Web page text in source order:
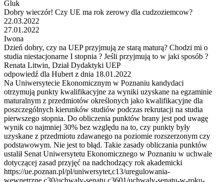
Gluk
Dobry wieczór! Czy UE ma rok zerowy dla cudzoziemcow?
22.03.2022
27.01.2022
Iwona
Dzień dobry, czy na UEP przyjmują ze starą maturą? Chodzi mi o
studia niestacjonarne I stopnia ? Jeśli przyjmują to w jaki sposób ?
Renata Litwin, Dział Dydaktyki UEP
odpowiedź dla Hubert z dnia 18.01.2022
Na Uniwersytecie Ekonomicznym w Poznaniu kandydaci
otrzymują punkty kwalifikacyjne za wyniki uzyskane na egzaminie
maturalnym z przedmiotów określonych jako kwalifikacyjne dla
poszczególnych kierunków studiów podczas rekrutacji na studia
pierwszego stopnia. Do obliczenia punktów brany jest pod uwagę
wynik co najmniej 30% bez względu na to, czy punkty były
uzyskane z przedmiotu zdawanego na poziomie rozszerzonym czy
podstawowym. Nie jest to błąd. Takie zasady obliczania punktów
ustalił Senat Uniwersytetu Ekonomicznego w Poznaniu w uchwale
dotyczącej zasad przyjęć na nadchodzący rok akademicki
https://ue.poznan.pl/pl/uniwersytet,c13/uregulowania-
wewnetrzne,c30/uchwaly-senatu,c3601/uchwaly-senatu-w-roku-